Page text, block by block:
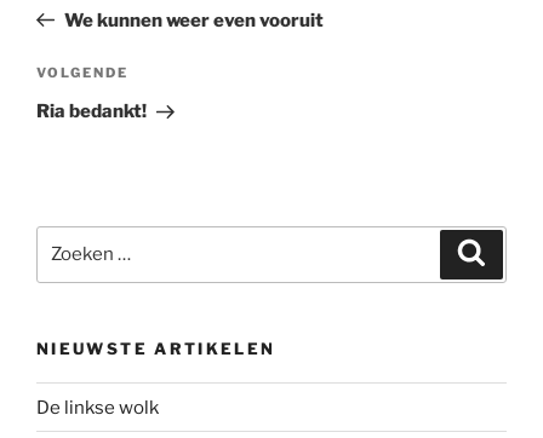
bericht
We kunnen weer even vooruit
Volgend
bericht
VOLGENDE
Ria bedankt!
naar:
NIEUWSTE ARTIKELEN
De linkse wolk